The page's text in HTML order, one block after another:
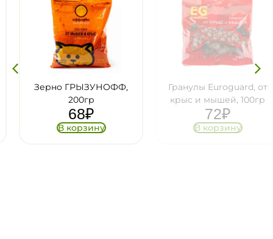
Зерно ГРЫЗУНОФФ,
200гр
68₽
В корзину
Гранулы Euroguard, от
крыс и мышей, 100гр
72₽
В корзину